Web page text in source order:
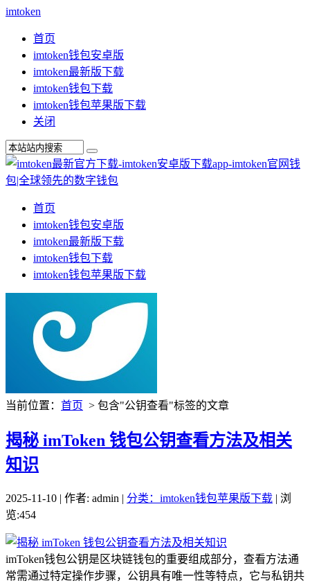
imtoken
首页
imtoken钱包安卓版
imtoken最新版下载
imtoken钱包下载
imtoken钱包苹果版下载
关闭
首页
imtoken钱包安卓版
imtoken最新版下载
imtoken钱包下载
imtoken钱包苹果版下载
当前位置： 首页 > 包含"公钥查看"标签的文章
揭秘 imToken 钱包公钥查看方法及相关
知识
2025-11-10 | 作者: admin | 分类：imtoken钱包苹果版下载 | 浏
览:454
imToken钱包公钥是区块链钱包的重要组成部分，查看方法通
常需通过特定操作步骤，公钥具有唯一性等特点，它与私钥共